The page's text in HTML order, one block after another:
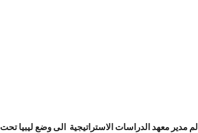
مدير معهد الدراسات الاستراتيجية الى وضع ليبيا تحت